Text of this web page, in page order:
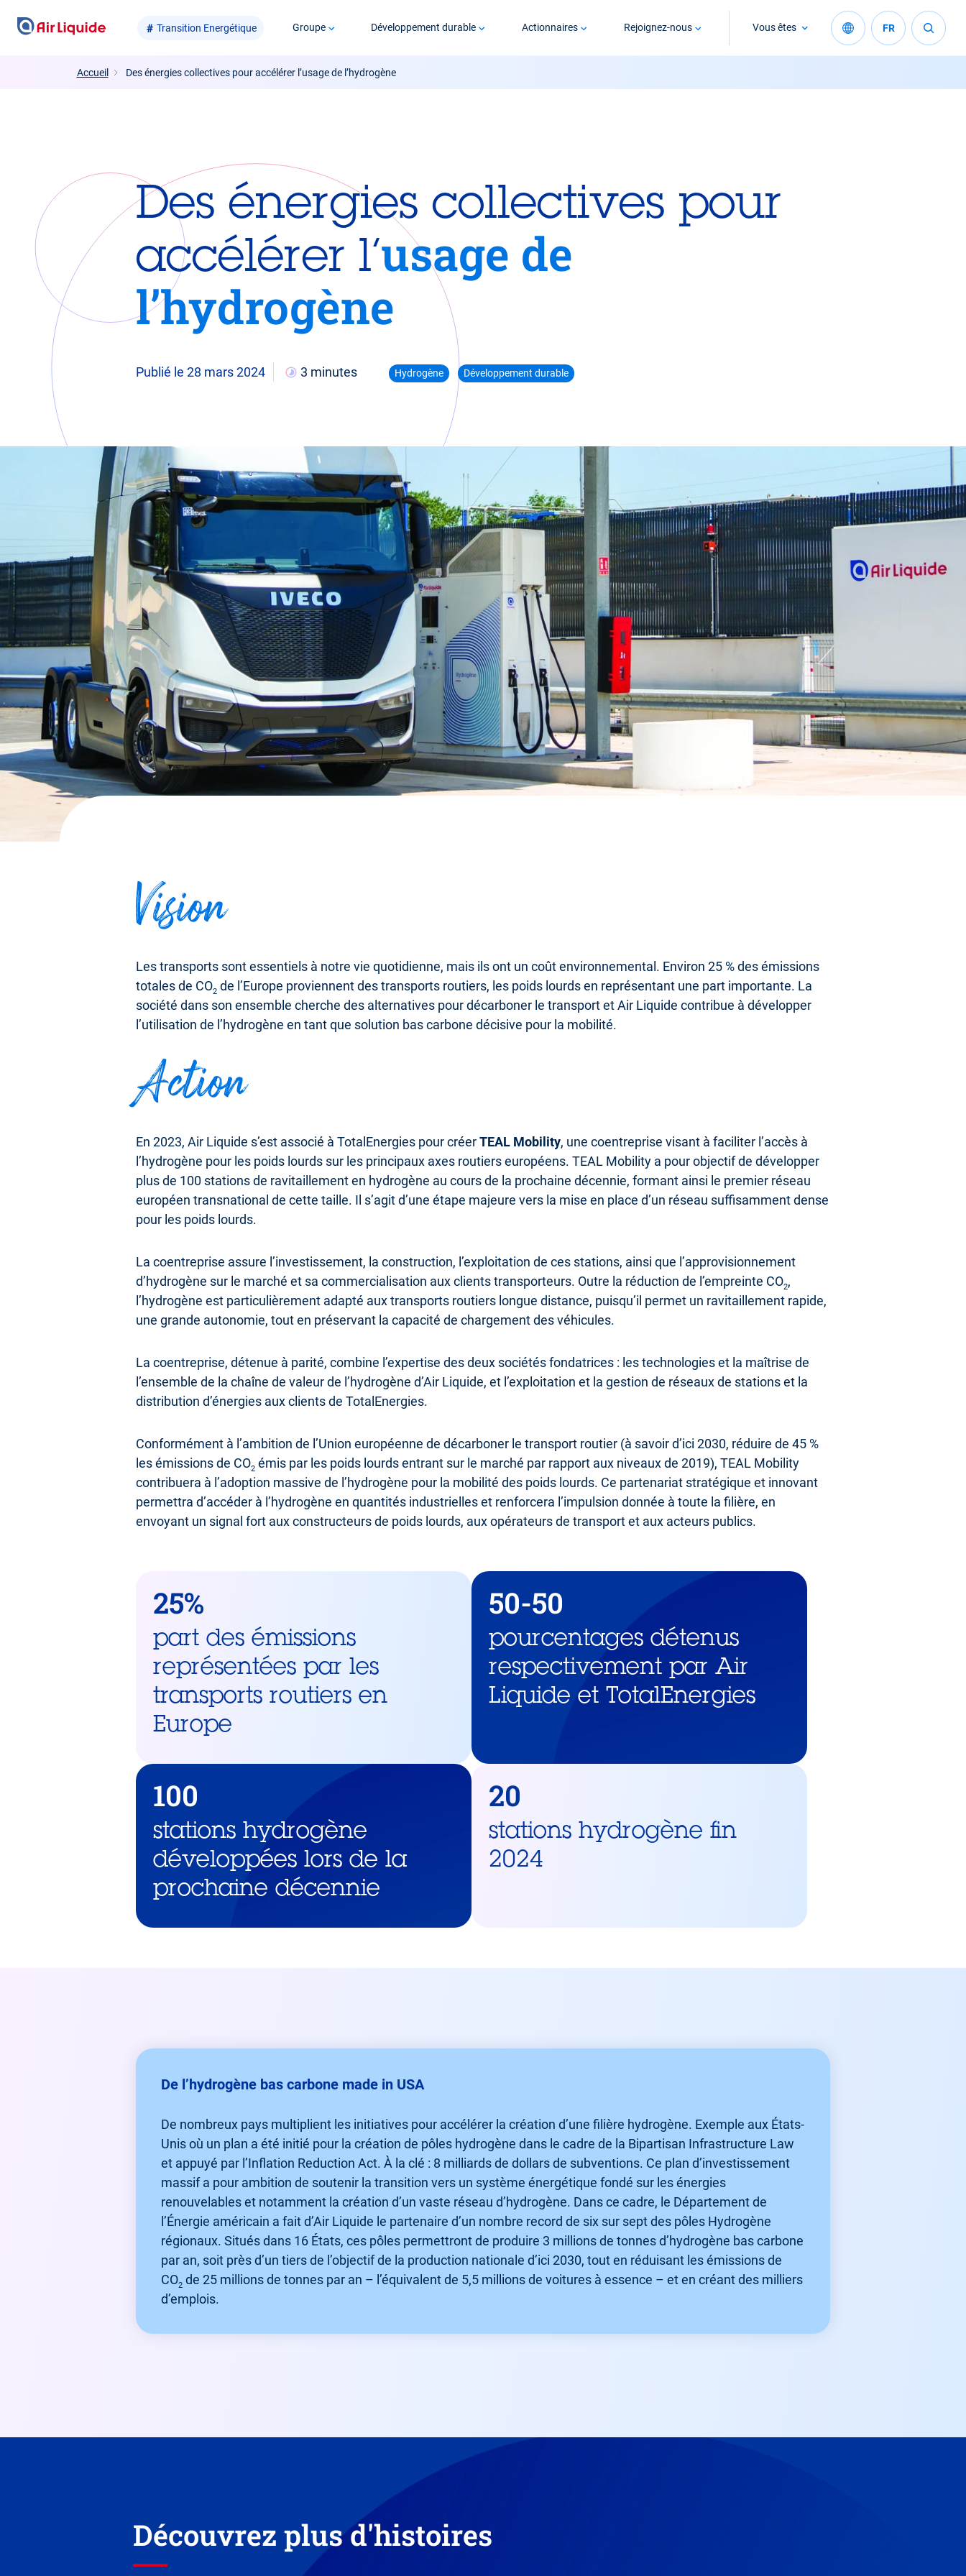
Aller
Transition Energétique Groupe Développement durable Actionnaires Rejoignez-nous Vous êtes FR
Accueil Des énergies collectives pour accélérer l’usage de l’hydrogène
Des énergies collectives pour
accélérer l’usage de
l’hydrogène
Publié le 28 mars 2024 3 minutes Hydrogène Développement durable
Vision
Les transports sont essentiels à notre vie quotidienne, mais ils ont un coût environnemental. Environ 25 % des émissions
totales de CO2 de l’Europe proviennent des transports routiers, les poids lourds en représentant une part importante. La
société dans son ensemble cherche des alternatives pour décarboner le transport et Air Liquide contribue à développer
l’utilisation de l’hydrogène en tant que solution bas carbone décisive pour la mobilité.
Action
En 2023, Air Liquide s’est associé à TotalEnergies pour créerTEAL Mobility, une coentreprise visant à faciliter l’accès à
l’hydrogène pour les poids lourds sur les principaux axes routiers européens. TEAL Mobility a pour objectif de développer
plus de 100 stations de ravitaillement en hydrogène au cours de la prochaine décennie, formant ainsi le premier réseau
européen transnational de cette taille. Il s’agit d’une étape majeure vers la mise en place d’un réseau suffisamment dense
pour les poids lourds.
La coentreprise assure l’investissement, la construction, l’exploitation de ces stations, ainsi que l’approvisionnement
d’hydrogène sur le marché et sa commercialisation aux clients transporteurs. Outre la réduction de l’empreinte CO2,
l’hydrogène est particulièrement adapté aux transports routiers longue distance, puisqu’il permet un ravitaillement rapide,
une grande autonomie, tout en préservant la capacité de chargement des véhicules.
La coentreprise, détenue à parité, combine l’expertise des deux sociétés fondatrices : les technologies et la maîtrise de
l’ensemble de la chaîne de valeur de l’hydrogène d’Air Liquide, et l’exploitation et la gestion de réseaux de stations et la
distribution d’énergies aux clients de TotalEnergies.
Conformément à l’ambition de l’Union européenne de décarboner le transport routier (à savoir d’ici 2030, réduire de 45 %
les émissions de CO2 émis par les poids lourds entrant sur le marché par rapport aux niveaux de 2019), TEAL Mobility
contribuera à l’adoption massive de l’hydrogène pour la mobilité des poids lourds. Ce partenariat stratégique et innovant
permettra d’accéder à l’hydrogène en quantités industrielles et renforcera l’impulsion donnée à toute la filière, en
envoyant un signal fort aux constructeurs de poids lourds, aux opérateurs de transport et aux acteurs publics.
25%
part des émissions
représentées par les
transports routiers en
Europe
50-50
pourcentages détenus
respectivement par Air
Liquide et TotalEnergies
100
stations hydrogène
développées lors de la
prochaine décennie
20
stations hydrogène fin
2024
De l’hydrogène bas carbone made in USA
De nombreux pays multiplient les initiatives pour accélérer la création d’une filière hydrogène. Exemple aux États-
Unis où un plan a été initié pour la création de pôles hydrogène dans le cadre de la Bipartisan Infrastructure Law
et appuyé par l’Inflation Reduction Act. À la clé : 8 milliards de dollars de subventions. Ce plan d’investissement
massif a pour ambition de soutenir la transition vers un système énergétique fondé sur les énergies
renouvelables et notamment la création d’un vaste réseau d’hydrogène. Dans ce cadre, le Département de
l’Énergie américain a fait d’Air Liquide le partenaire d’un nombre record de six sur sept des pôles Hydrogène
régionaux. Situés dans 16 États, ces pôles permettront de produire 3 millions de tonnes d’hydrogène bas carbone
par an, soit près d’un tiers de l’objectif de la production nationale d’ici 2030, tout en réduisant les émissions de
CO2 de 25 millions de tonnes par an – l’équivalent de 5,5 millions de voitures à essence – et en créant des milliers
d’emplois.
Découvrez plus d'histoires